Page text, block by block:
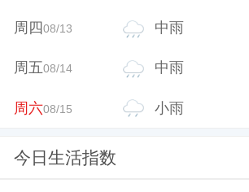
周四08/13 中雨
周五08/14 中雨
周六08/15 小雨
今日生活指数